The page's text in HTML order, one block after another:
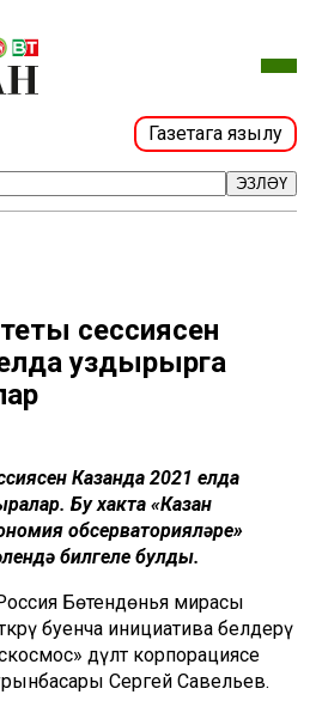
Газетага язылу
ЭЗЛӘҮ
сессиясен
уздырырга
Казанда 2021 елда
Бу хакта «Казан
обсерваторияләре»
билгеле булды.
Бөтендөнья мирасы
буенча инициатива белдерү
дәүләт корпорациясе
Сергей Савельев.